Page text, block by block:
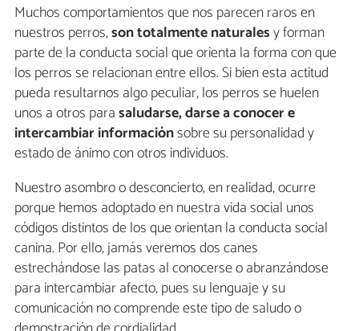
Muchos comportamientos que nos parecen raros en
nuestros perros,son totalmente naturalesy forman
parte de la conducta social que orienta la forma con que
los perros se relacionan entre ellos. Si bien esta actitud
pueda resultarnos algo peculiar, los perros se huelen
unos a otros parasaludarse, darse a conocer e
intercambiar informaciónsobre su personalidad y
estado de ánimo con otros individuos.
Nuestro asombro o desconcierto, en realidad, ocurre
porque hemos adoptado en nuestra vida social unos
códigos distintos de los que orientan la conducta social
canina. Por ello, jamás veremos dos canes
estrechándose las patas al conocerse o abranzándose
para intercambiar afecto, pues su lenguaje y su
comunicación no comprende este tipo de saludo o